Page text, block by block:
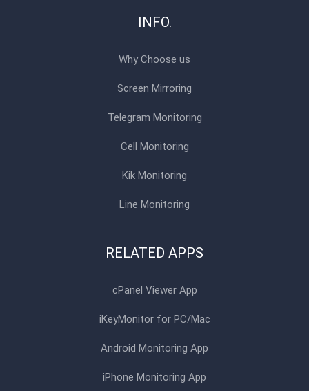
INFO.
Why Choose us
Screen Mirroring
Telegram Monitoring
Cell Monitoring
Kik Monitoring
Line Monitoring
RELATED APPS
cPanel Viewer App
iKeyMonitor for PC/Mac
Android Monitoring App
iPhone Monitoring App